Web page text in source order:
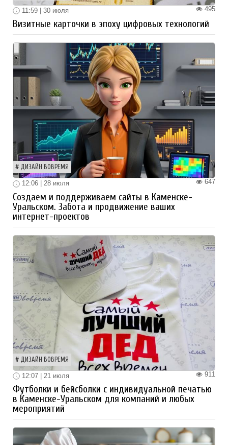
495
11:59 | 30 июля
Визитные карточки в эпоху цифровых технологий
ДИЗАЙН ВОВРЕМЯ
647
12:06 | 28 июля
Создаем и поддерживаем сайты в Каменске-
Уральском. Забота и продвижение ваших
интернет-проектов
ДИЗАЙН ВОВРЕМЯ
911
12:07 | 21 июля
Футболки и бейсболки с индивидуальной печатью
в Каменске-Уральском для компаний и любых
мероприятий